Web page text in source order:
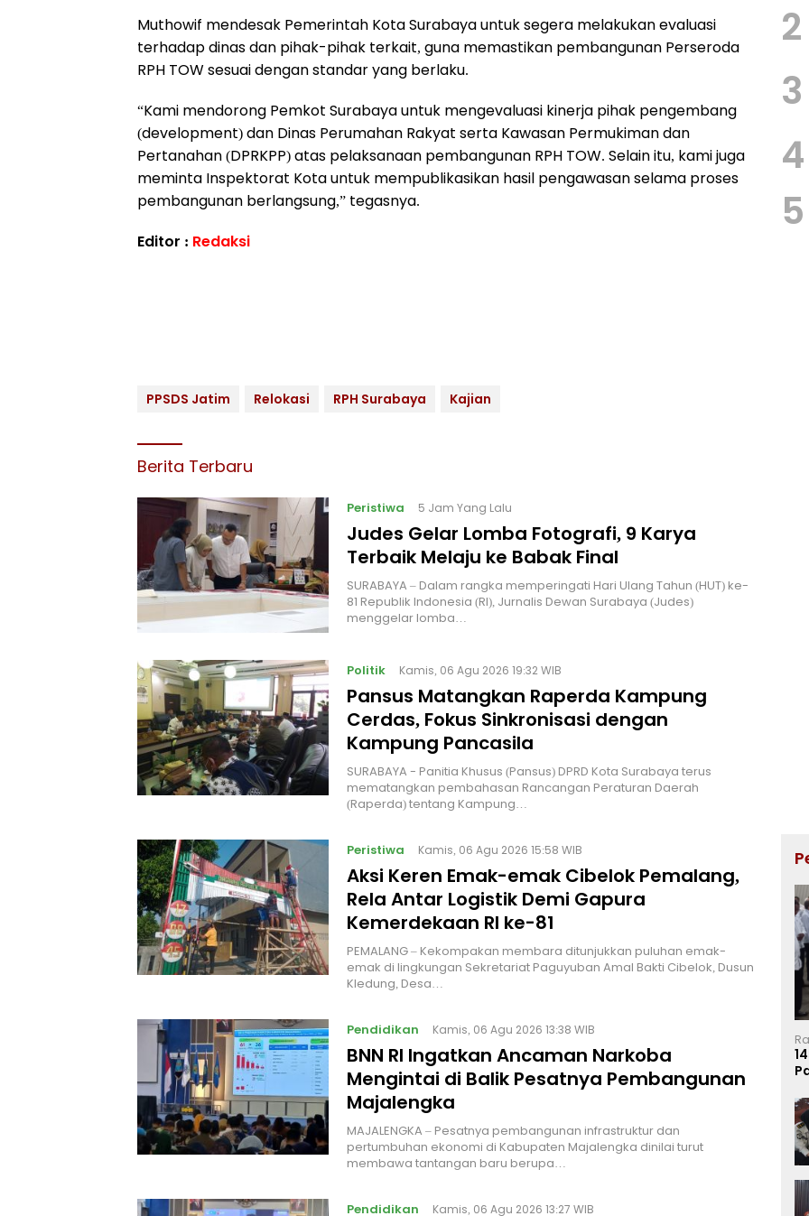
Muthowif mendesak Pemerintah Kota Surabaya untuk segera melakukan evaluasi
terhadap dinas dan pihak-pihak terkait, guna memastikan pembangunan Perseroda
RPH TOW sesuai dengan standar yang berlaku.
“Kami mendorong Pemkot Surabaya untuk mengevaluasi kinerja pihak pengembang
(development) dan Dinas Perumahan Rakyat serta Kawasan Permukiman dan
Pertanahan (DPRKPP) atas pelaksanaan pembangunan RPH TOW. Selain itu, kami juga
meminta Inspektorat Kota untuk mempublikasikan hasil pengawasan selama proses
pembangunan berlangsung,” tegasnya.
Editor : Redaksi
PPSDS Jatim Relokasi RPH Surabaya Kajian
Berita Terbaru
Peristiwa 5 Jam Yang Lalu
Judes Gelar Lomba Fotografi, 9 Karya
Terbaik Melaju ke Babak Final
‎SURABAYA – Dalam rangka memperingati Hari Ulang Tahun (HUT) ke-
81 Republik Indonesia (RI), Jurnalis Dewan Surabaya (Judes)
menggelar lomba…
Politik Kamis, 06 Agu 2026 19:32 WIB
Pansus Matangkan Raperda Kampung
Cerdas, Fokus Sinkronisasi dengan
Kampung Pancasila
‎SURABAYA - Panitia Khusus (Pansus) DPRD Kota Surabaya terus
mematangkan pembahasan Rancangan Peraturan Daerah
(Raperda) tentang Kampung…
Peristiwa Kamis, 06 Agu 2026 15:58 WIB
Aksi Keren Emak-emak Cibelok Pemalang,
Rela Antar Logistik Demi Gapura
Kemerdekaan RI ke-81
PEMALANG – Kekompakan membara ditunjukkan puluhan emak-
emak di lingkungan Sekretariat Paguyuban Amal Bakti Cibelok, Dusun
Kledung, Desa…
Pendidikan Kamis, 06 Agu 2026 13:38 WIB
BNN RI Ingatkan Ancaman Narkoba
Mengintai di Balik Pesatnya Pembangunan
Majalengka
MAJALENGKA – Pesatnya pembangunan infrastruktur dan
pertumbuhan ekonomi di Kabupaten Majalengka dinilai turut
membawa tantangan baru berupa…
Pendidikan Kamis, 06 Agu 2026 13:27 WIB
2
3
4
5